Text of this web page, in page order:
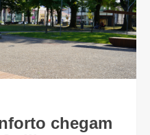
chegam